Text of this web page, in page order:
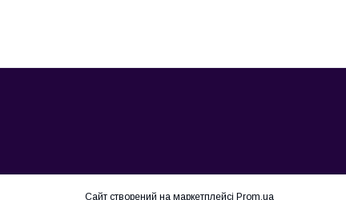
Сайт створений на маркетплейсі Prom.ua